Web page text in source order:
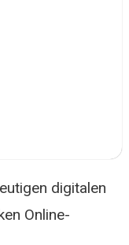
digitalen
Online-